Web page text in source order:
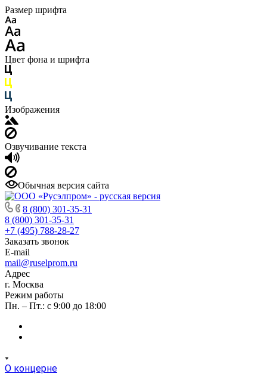
Размер шрифта
Цвет фона и шрифта
Изображения
Озвучивание текста
Обычная версия сайта
8 (800) 301-35-31
8 (800) 301-35-31
+7 (495) 788-28-27
Заказать звонок
E-mail
mail@ruselprom.ru
Адрес
г. Москва
Режим работы
Пн. – Пт.: с 9:00 до 18:00
О концерне